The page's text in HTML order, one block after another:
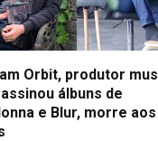
Orbit, produtor
álbuns de
e Blur, morre